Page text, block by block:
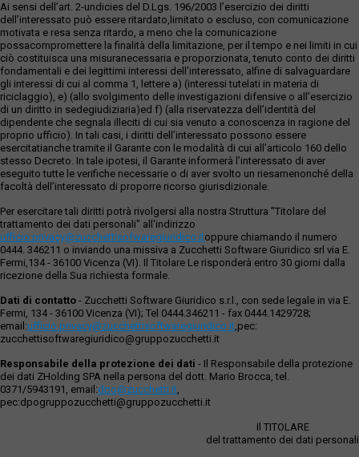
Ai sensi dell’art. 2-undicies del D.Lgs. 196/2003 l’esercizio dei diritti
dell’interessato può essere ritardato,limitato o escluso, con comunicazione
motivata e resa senza ritardo, a meno che la comunicazione
possacompromettere la finalità della limitazione, per il tempo e nei limiti in cui
ciò costituisca una misuranecessaria e proporzionata, tenuto conto dei diritti
fondamentali e dei legittimi interessi dell’interessato, alfine di salvaguardare
gli interessi di cui al comma 1, lettere a) (interessi tutelati in materia di
riciclaggio), e) (allo svolgimento delle investigazioni difensive o all’esercizio
di un diritto in sedegiudiziaria)ed f) (alla riservatezza dell’identità del
dipendente che segnala illeciti di cui sia venuto a conoscenza in ragione del
proprio ufficio). In tali casi, i diritti dell’interessato possono essere
esercitatianche tramite il Garante con le modalità di cui all’articolo 160 dello
stesso Decreto. In tale ipotesi, il Garante informerà l’interessato di aver
eseguito tutte le verifiche necessarie o di aver svolto un riesamenonché della
facoltà dell’interessato di proporre ricorso giurisdizionale.
Per esercitare tali diritti potrà rivolgersi alla nostra Struttura "Titolare del
trattamento dei dati personali" all'indirizzo
ufficio.privacy@zucchettisofwaregiuridico.itoppure chiamando il numero
0444. 346211 o inviando una missiva a Zucchetti Software Giuridico srl via E.
Fermi,134 - 36100 Vicenza (VI). Il Titolare Le risponderà entro 30 giorni dalla
ricezione della Sua richiesta formale.
Dati di contatto - Zucchetti Software Giuridico s.r.l., con sede legale in via E.
Fermi, 134 - 36100 Vicenza (VI); Tel 0444.346211 - fax 0444.1429728;
email:ufficio.privacy@zucchettisoftwaregiuridico.it,pec:
zucchettisoftwaregiuridico@gruppozucchetti.it
Responsabile della protezione dei dati - Il Responsabile della protezione
dei dati ZHolding SPA nella persona del dott. Mario Brocca, tel.
0371/5943191, email:dpo@zucchetti.it,
pec:dpogruppozucchetti@gruppozucchetti.it
Il TITOLARE
del trattamento dei dati personali